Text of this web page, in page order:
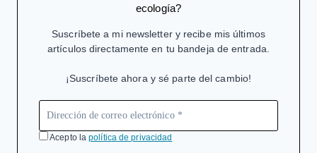
ecología?
Suscríbete a mi newsletter y recibe mis últimos
artículos directamente en tu bandeja de entrada.
¡Suscríbete ahora y sé parte del cambio!
Acepto lapolítica de privacidad